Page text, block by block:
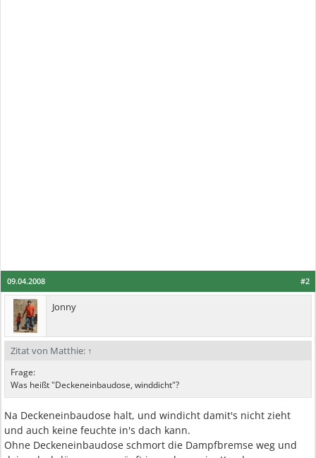
#2
09.04.2008
Jonny
Zitat von Matthie: ↑
Frage:
Was heißt "Deckeneinbaudose, winddicht"?
Na Deckeneinbaudose halt, und windicht damit's nicht zieht
und auch keine feuchte in's dach kann.
Ohne Deckeneinbaudose schmort die Dampfbremse weg und